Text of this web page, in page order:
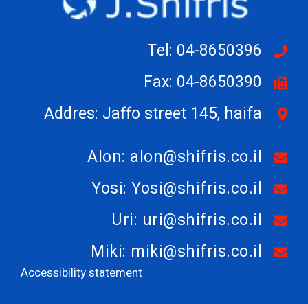
Tel: 04-8650396
Fax: 04-8650390
Addres: Jaffo street 145, haifa
Alon: alon@shifris.co.il
Yosi: Yosi@shifris.co.il
Uri: uri@shifris.co.il
Miki: miki@shifris.co.il
Accessibility statement